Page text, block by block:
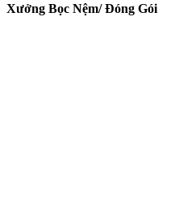
Xưởng Bọc Nệm/ Đóng Gói